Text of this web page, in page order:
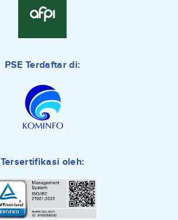
PSE Terdaftar di:
Tersertifikasi oleh: